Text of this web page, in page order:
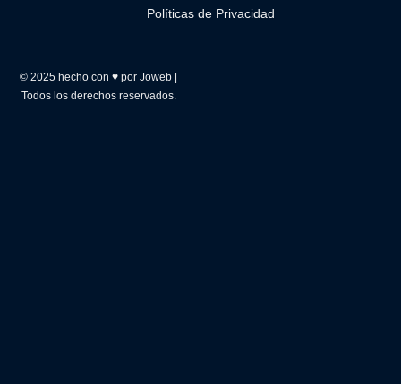
Políticas de Privacidad
© 2025 hecho con ♥ por Joweb
Todos los derechos reservados.